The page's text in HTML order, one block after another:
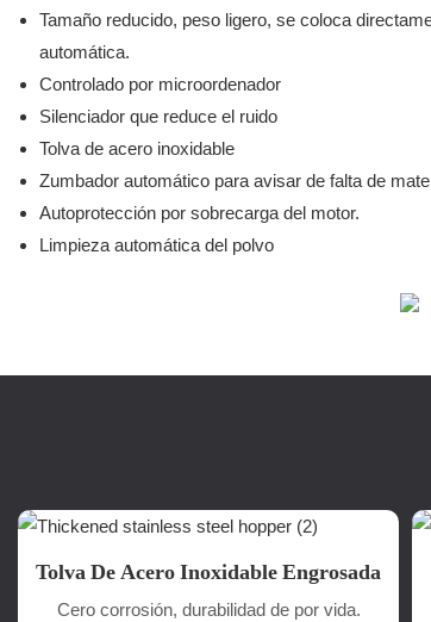
Tamaño reducido, peso ligero, se coloca
automática.
Controlado por microordenador
Silenciador que reduce el ruido
Tolva de acero inoxidable
Zumbador automático para avisar de falta de
Autoprotección por sobrecarga del motor.
Limpieza automática del polvo
Fotoeléctrico
Tolva De Acero Inoxidable Engrosada
Cero corrosión, durabilidad de por vida.